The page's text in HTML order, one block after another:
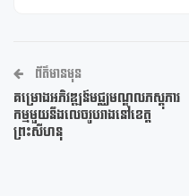
ព័ត៌មានមុន
គម្រោងអភិវឌ្ឍន៍មជ្ឈមណ្ឌលភស្តុភារ
កម្មមួយនឹងលេចរូបរាងនៅខេត្ត
ព្រះសីហនុ